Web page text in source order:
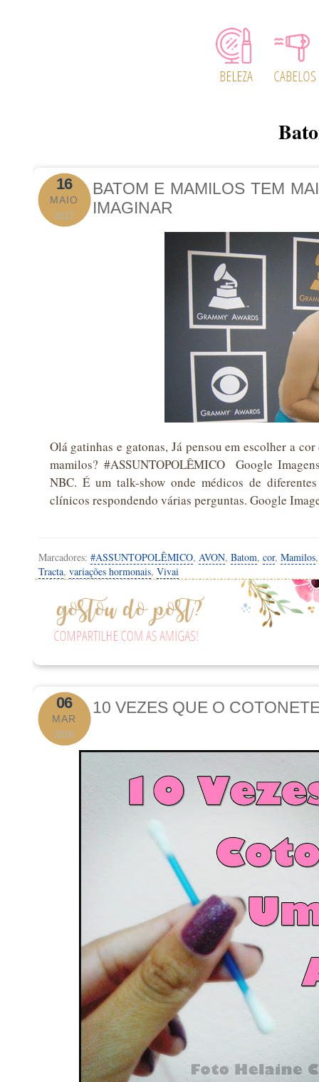
16
MAIO
2017
BATOM E MAMILOS TEM
IMAGINAR
Olá gatinhas e gatonas, Já pensou em escolher a
mamilos? #ASSUNTOPOLÊMICO Google
NBC. É um talk-show onde médicos de
clínicos respondendo várias perguntas. Google
Marcadores: #ASSUNTOPOLÊMICO, AVON, Batom, cor, Mamilos
Tracta, variações hormonais, Vivai
06
MAR
2016
10 VEZES QUE O